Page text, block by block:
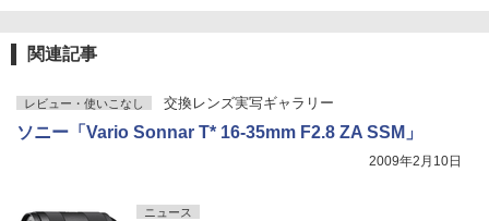
関連記事
レビュー・使いこなし 交換レンズ実写ギャラリー
ソニー「Vario Sonnar T* 16-35mm F2.8 ZA SSM」
2009年2月10日
ニュース